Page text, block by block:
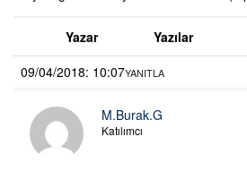
Yazar
Yazılar
09/04/2018: 10:07YANITLA
M.Burak.G
Katılımcı